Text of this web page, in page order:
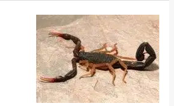
كيفية
تخويف
العقارب
و
التخلص